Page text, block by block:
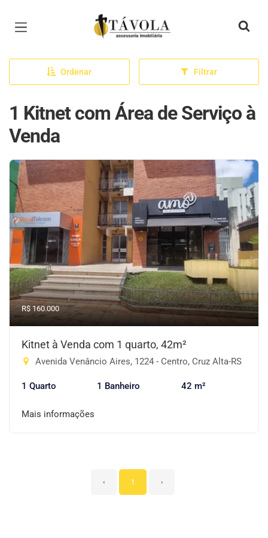
Página inicial
Ordenar Filtrar
1 Kitnet com Área de Serviço à
Venda
R$ 160.000
Kitnet à Venda com 1 quarto, 42m²
Avenida Venâncio Aires, 1224 - Centro, Cruz Alta-RS
1 Quarto 1 Banheiro 42 m²
Mais informações
‹ 1 ›